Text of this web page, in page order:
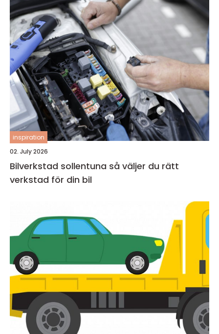
inspiration
02. July 2026
Bilverkstad sollentuna så väljer du rätt
verkstad för din bil